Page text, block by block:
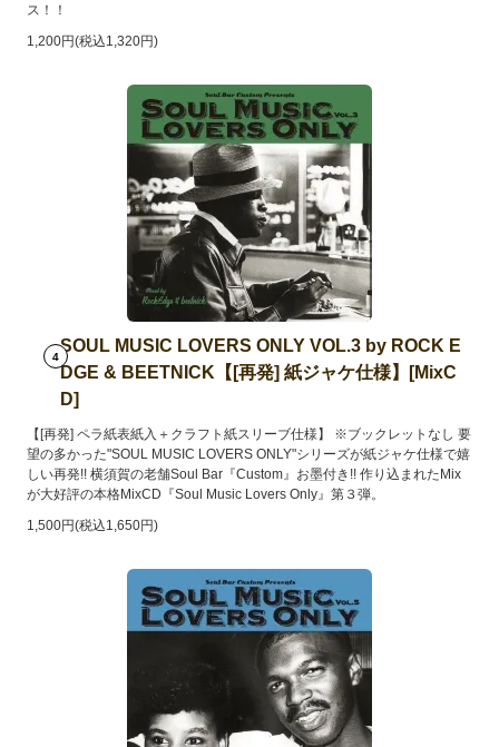
ス！！
1,200円(税込1,320円)
4
SOUL MUSIC LOVERS ONLY VOL.3 by ROCK E
DGE & BEETNICK【[再発] 紙ジャケ仕様】[MixC
D]
【[再発] ペラ紙表紙入＋クラフト紙スリーブ仕様】 ※ブックレットなし 要
望の多かった"SOUL MUSIC LOVERS ONLY"シリーズが紙ジャケ仕様で嬉
しい再発!! 横須賀の老舗Soul Bar『Custom』お墨付き!! 作り込まれたMix
が大好評の本格MixCD『Soul Music Lovers Only』第３弾。
1,500円(税込1,650円)